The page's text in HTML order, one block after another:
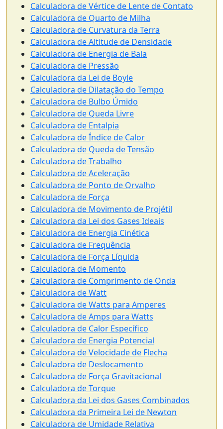
Calculadora de Vértice de Lente de Contato
Calculadora de Quarto de Milha
Calculadora de Curvatura da Terra
Calculadora de Altitude de Densidade
Calculadora de Energia de Bala
Calculadora de Pressão
Calculadora da Lei de Boyle
Calculadora de Dilatação do Tempo
Calculadora de Bulbo Úmido
Calculadora de Queda Livre
Calculadora de Entalpia
Calculadora de Índice de Calor
Calculadora de Queda de Tensão
Calculadora de Trabalho
Calculadora de Aceleração
Calculadora de Ponto de Orvalho
Calculadora de Força
Calculadora de Movimento de Projétil
Calculadora da Lei dos Gases Ideais
Calculadora de Energia Cinética
Calculadora de Frequência
Calculadora de Força Líquida
Calculadora de Momento
Calculadora de Comprimento de Onda
Calculadora de Watt
Calculadora de Watts para Amperes
Calculadora de Amps para Watts
Calculadora de Calor Específico
Calculadora de Energia Potencial
Calculadora de Velocidade de Flecha
Calculadora de Deslocamento
Calculadora de Força Gravitacional
Calculadora de Torque
Calculadora da Lei dos Gases Combinados
Calculadora da Primeira Lei de Newton
Calculadora de Umidade Relativa